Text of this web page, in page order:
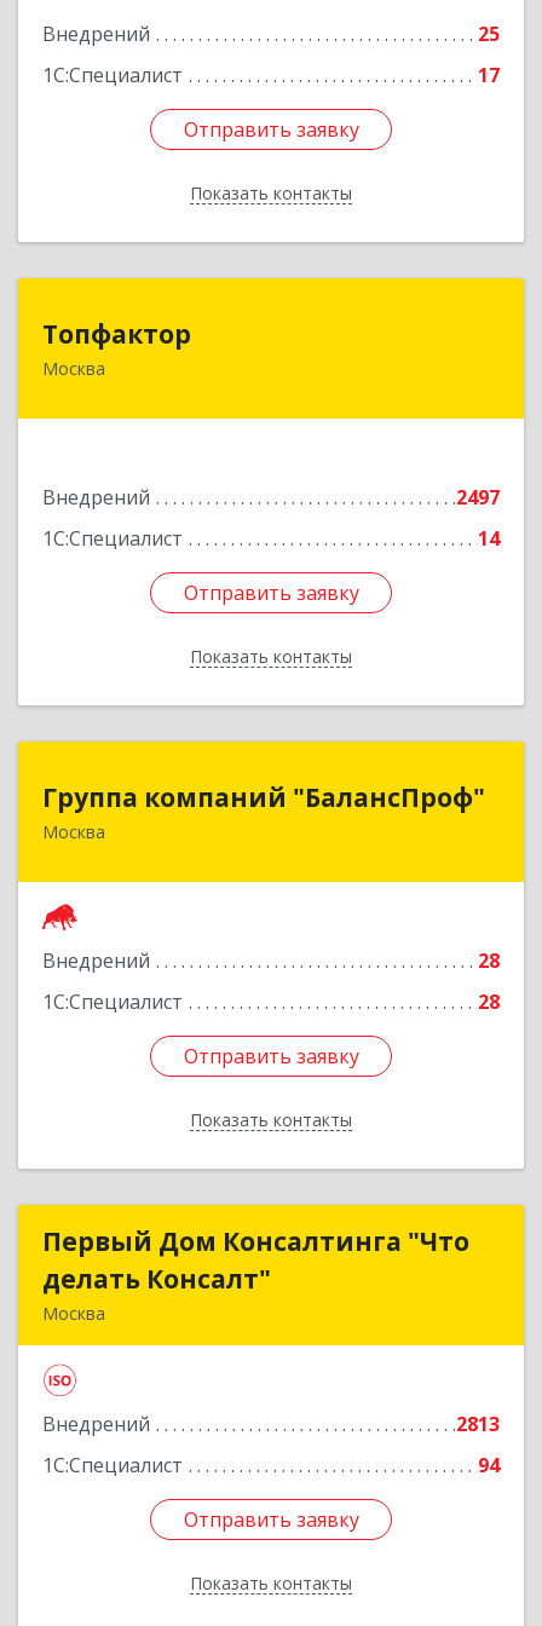
Внедрений
25
1С:Специалист
17
Отправить заявку
Показать контакты
Отправить заявку
Назад
Топфактор
Москва
Внедрений
2497
1С:Специалист
14
Отправить заявку
Показать контакты
125212, Москва г, вн.тер.г. муниципальный
Отправить заявку
Назад
Группа компаний "БалансПроф"
Москва
Внедрений
28
1С:Специалист
28
Отправить заявку
Показать контакты
Группа компаний "БалансПроф"
127238, Москва г, Локомотивный проезд, дом
Отправить заявку
Назад
Первый Дом Консалтинга "Что
делать Консалт"
Москва
Внедрений
2813
1С:Специалист
94
Отправить заявку
Показать контакты
Первый Дом Консалтинга "Что
Отправить заявку
Назад